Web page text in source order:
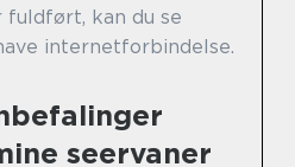
fuldført, kan du se
internetforbindelse.
seervaner